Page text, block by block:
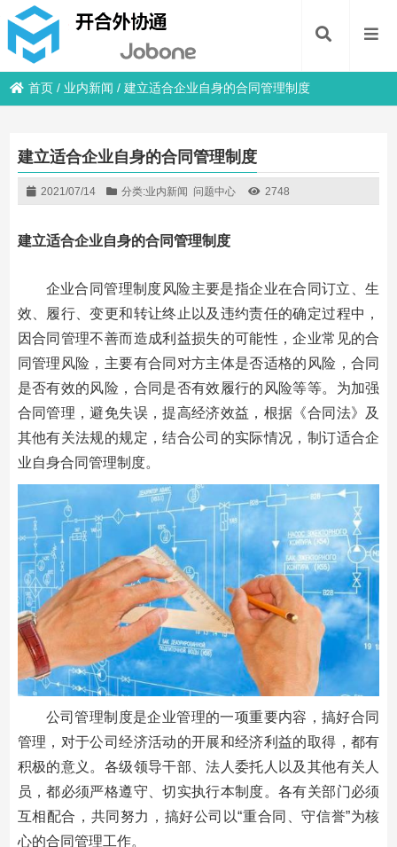
首页 / 业内新闻 /建立适合企业自身的合同管理制度
建立适合企业自身的合同管理制度
2021/07/14 分类:业内新闻 问题中心 2748
建立适合企业自身的合同管理制度
企业合同管理制度风险主要是指企业在合同订立、生
效、履行、变更和转让终止以及违约责任的确定过程中，
因合同管理不善而造成利益损失的可能性，企业常见的合
同管理风险，主要有合同对方主体是否适格的风险，合同
是否有效的风险，合同是否有效履行的风险等等。为加强
合同管理，避免失误，提高经济效益，根据《合同法》及
其他有关法规的规定，结合公司的实际情况，制订适合企
业自身合同管理制度。
公司管理制度是企业管理的一项重要内容，搞好合同
管理，对于公司经济活动的开展和经济利益的取得，都有
积极的意义。各级领导干部、法人委托人以及其他有关人
员，都必须严格遵守、切实执行本制度。各有关部门必须
互相配合，共同努力，搞好公司以“重合同、守信誉”为核
心的合同管理工作。